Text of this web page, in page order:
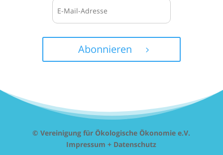
Abonnieren
© Vereinigung für Ökologische Ökonomie e.V.
Impressum + Datenschutz